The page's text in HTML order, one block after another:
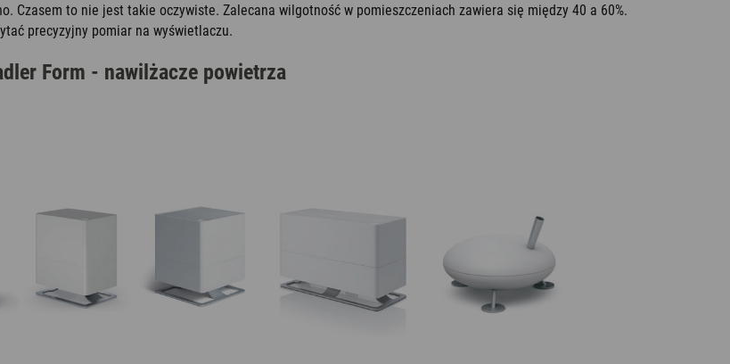
Nawilżacze powietrza Oczyszczacze powietrza
Czasem to nie jest takie oczywiste. Zalecana wilgotność w pomieszczeniach zawiera się między 40 a 60%.
precyzyjny pomiar na wyświetlaczu.
Form - nawilżacze powietrza